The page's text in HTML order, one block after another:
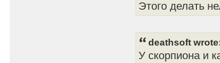
Этого делать
deathsoft
У скорпиона и